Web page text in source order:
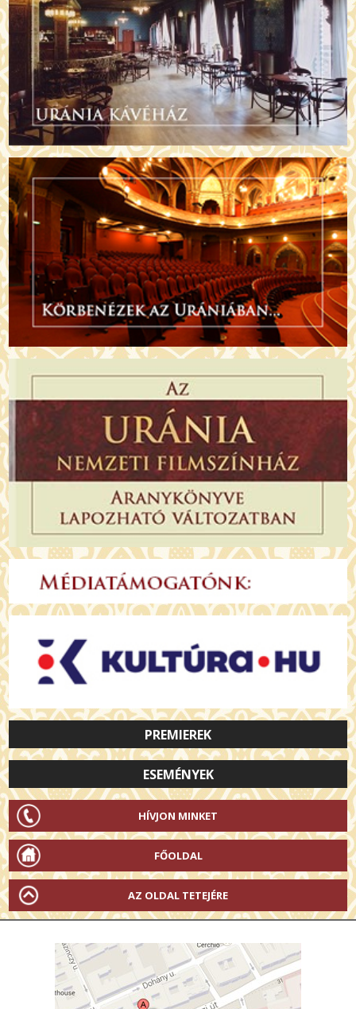
PREMIEREK
ESEMÉNYEK
HÍVJON MINKET
FŐOLDAL
AZ OLDAL TETEJÉRE